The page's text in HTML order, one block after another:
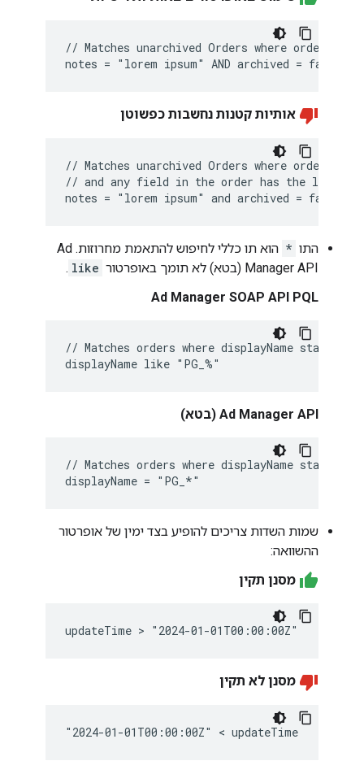
// Matches unarchived Orders where
אותיות קטנות נחשבות כפשוטן
// Matches unarchived Orders where
// and any field in the order has the literal
התו *
הוא תו כללי לחיפוש להתאמת מחרוזות. ‫Ad
Manager API (בטא) לא תומך באופרטור
like
.
Ad Manager SOAP API PQL
// Matches orders where displayName starts
Ad Manager API (בטא)
// Matches orders where displayName starts
שמות השדות צריכים להופיע בצד ימין של אופרטור
ההשוואה:
מסנן תקין
מסנן לא תקין